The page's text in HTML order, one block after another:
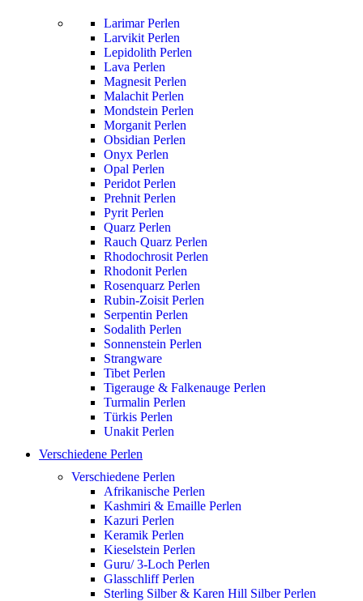
Larimar Perlen
Larvikit Perlen
Lepidolith Perlen
Lava Perlen
Magnesit Perlen
Malachit Perlen
Mondstein Perlen
Morganit Perlen
Obsidian Perlen
Onyx Perlen
Opal Perlen
Peridot Perlen
Prehnit Perlen
Pyrit Perlen
Quarz Perlen
Rauch Quarz Perlen
Rhodochrosit Perlen
Rhodonit Perlen
Rosenquarz Perlen
Rubin-Zoisit Perlen
Serpentin Perlen
Sodalith Perlen
Sonnenstein Perlen
Strangware
Tibet Perlen
Tigerauge & Falkenauge Perlen
Turmalin Perlen
Türkis Perlen
Unakit Perlen
Verschiedene Perlen
Verschiedene Perlen
Afrikanische Perlen
Kashmiri & Emaille Perlen
Kazuri Perlen
Keramik Perlen
Kieselstein Perlen
Guru/ 3-Loch Perlen
Glasschliff Perlen
Sterling Silber & Karen Hill Silber Perlen